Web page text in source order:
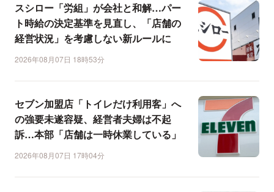
スシロー「労組」が会社と和解…パー
ト時給の決定基準を見直し、「店舗の
経営状況」を考慮しない新ルールに
2026年08月07日 18時53分
セブン加盟店「トイレだけ利用客」へ
の強要未遂容疑、経営者夫婦は不起
訴…本部「店舗は一時休業している」
2026年08月07日 17時04分